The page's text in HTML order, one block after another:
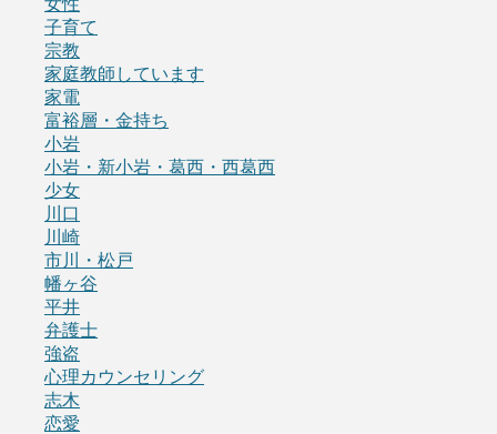
女性
子育て
宗教
家庭教師しています
家電
富裕層・金持ち
小岩
小岩・新小岩・葛西・西葛西
少女
川口
川崎
市川・松戸
幡ヶ谷
平井
弁護士
強盗
心理カウンセリング
志木
恋愛